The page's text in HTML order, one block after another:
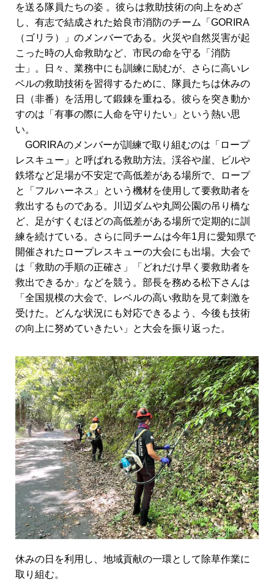
を送る隊員たちの姿 。彼らは救助技術の向上をめざ
し、有志で結成された姶良市消防のチーム「GORIRA
（ゴリラ）」のメンバーである。火災や自然災害が起
こった時の人命救助など、市民の命を守る「消防
士」。日々、業務中にも訓練に励むが、さらに高いレ
ベルの救助技術を習得するために、隊員たちは休みの
日（非番）を活用して鍛錬を重ねる。彼らを突き動か
すのは「有事の際に人命を守りたい」という熱い思
い。
GORIRAのメンバーが訓練で取り組むのは「ロープ
レスキュー」と呼ばれる救助方法。渓谷や崖、ビルや
鉄塔など足場が不安定で高低差がある場所で、ロープ
と「フルハーネス」という機材を使用して要救助者を
救出するものである。川辺ダムや丸岡公園の吊り橋な
ど、足がすくむほどの高低差がある場所で定期的に訓
練を続けている。さらに同チームは今年1月に愛知県で
開催されたロープレスキューの大会にも出場。大会で
は「救助の手順の正確さ」「どれだけ早く要救助者を
救出できるか」などを競う。部長を務める松下さんは
「全国規模の大会で、レベルの高い救助を見て刺激を
受けた。どんな状況にも対応できるよう、今後も技術
の向上に努めていきたい」と大会を振り返った。
休みの日を利用し、地域貢献の一環として除草作業に
取り組む。